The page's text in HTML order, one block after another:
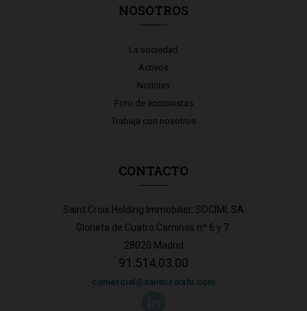
NOSOTROS
La sociedad
Activos
Noticias
Foro de accionistas
Trabaja con nosotros
CONTACTO
Saint Croix Holding Immobilier, SOCIMI, SA
Glorieta de Cuatro Caminos nº 6 y 7
28020 Madrid
91.514.03.00
comercial@saintcroixhi.com